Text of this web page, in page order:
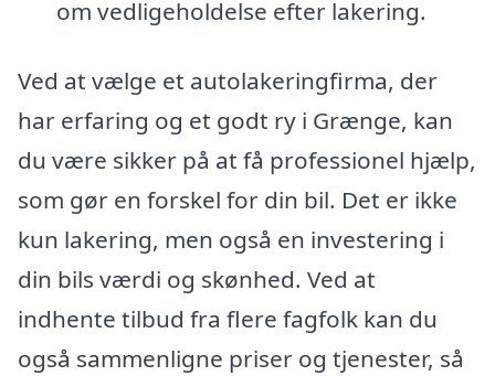
om vedligeholdelse efter lakering.
Ved at vælge et autolakeringfirma, der
har erfaring og et godt ry i Grænge, kan
du være sikker på at få professionel hjælp,
som gør en forskel for din bil. Det er ikke
kun lakering, men også en investering i
din bils værdi og skønhed. Ved at
indhente tilbud fra flere fagfolk kan du
også sammenligne priser og tjenester, så